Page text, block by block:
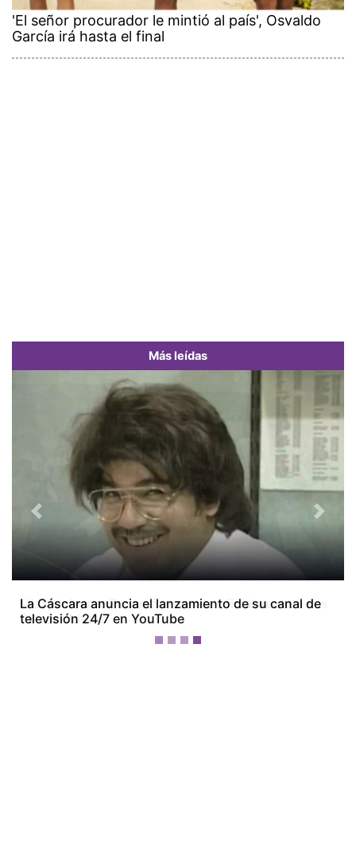
'El señor procurador le mintió al país', Osvaldo
García irá hasta el final
Más leídas
Miss Universe Panamá presenta oficialmente a sus
28 candidatas
Previous Next